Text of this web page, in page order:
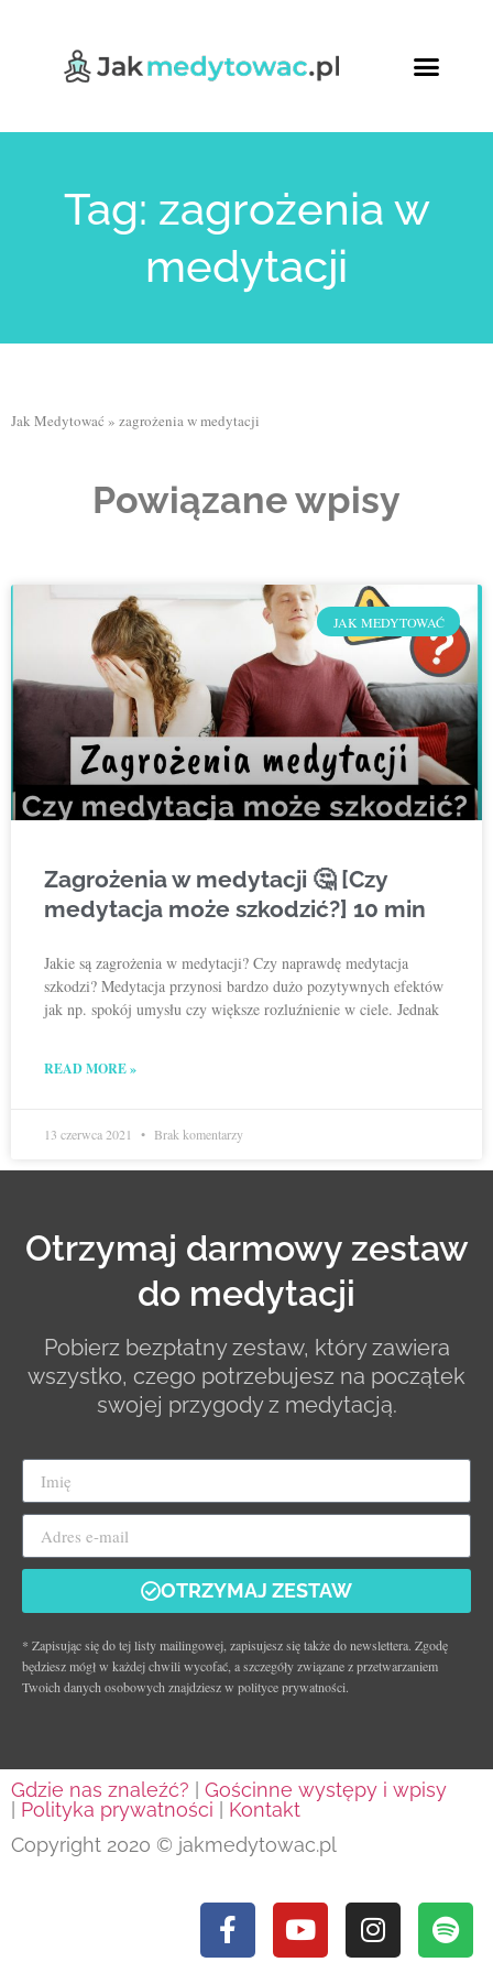
Tag: zagrożenia w
medytacji
Jak Medytować » zagrożenia w medytacji
Powiązane wpisy
JAK MEDYTOWAĆ
Zagrożenia w medytacji 🤔 [Czy
medytacja może szkodzić?] 10 min
Jakie są zagrożenia w medytacji? Czy naprawdę medytacja
szkodzi? Medytacja przynosi bardzo dużo pozytywnych efektów
jak np. spokój umysłu czy większe rozluźnienie w ciele. Jednak
READ MORE »
13 czerwca 2021 Brak komentarzy
Otrzymaj darmowy zestaw
do medytacji
Pobierz bezpłatny zestaw, który zawiera
wszystko, czego potrzebujesz na początek
swojej przygody z medytacją.
OTRZYMAJ ZESTAW
* Zapisując się do tej listy mailingowej, zapisujesz się także do newslettera. Zgodę
będziesz mógł w każdej chwili wycofać, a szczegóły związane z przetwarzaniem
Twoich danych osobowych znajdziesz w polityce prywatności.
Gdzie nas znaleźć? | Gościnne występy i wpisy
| Polityka prywatności | Kontakt
Copyright 2020 © jakmedytowac.pl